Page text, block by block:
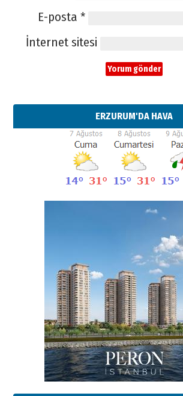
E-posta *
İnternet sitesi
ERZURUM'DA HAVA
Esat BİNDESEN
Başkan Sekmen’den Erzurum’a
bir vizyon proje daha!
02 Ağustos 2026 Pazar
Kadir SABUNCUOĞLU
Erzurumspor’un köşe taşları
29 Haziran 2026 Pazartesi